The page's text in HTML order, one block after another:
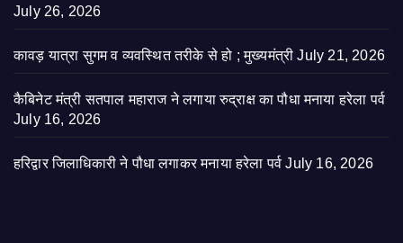
July 26, 2026
कावड़ यात्रा सुगम व व्यवस्थित तरीके से हो ; मुख्यमंत्री July 21, 2026
कैबिनेट मंत्री सतपाल महाराज ने लगाया रुद्राक्ष का पौधा मनाया हरेला पर्व
July 16, 2026
हरिद्वार जिलाधिकारी ने पौधा लगाकर मनाया हरेला पर्व July 16, 2026